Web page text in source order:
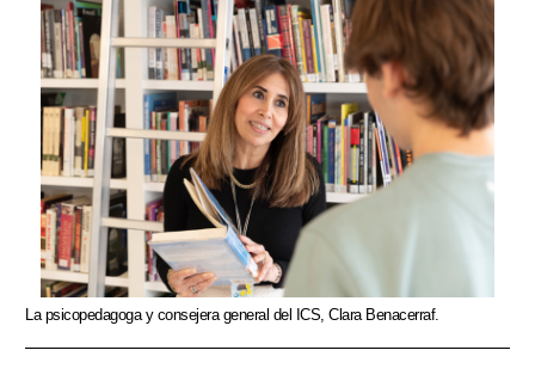
La psicopedagoga y consejera general del ICS, Clara Benacerraf.